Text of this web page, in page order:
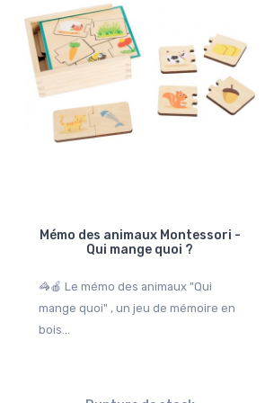
2 avis
Rupture de stock
Mémo des animaux Montessori -
Qui mange quoi ?
🦓🍎 Le mémo des animaux "Qui
mange quoi" , un jeu de mémoire en
bois...